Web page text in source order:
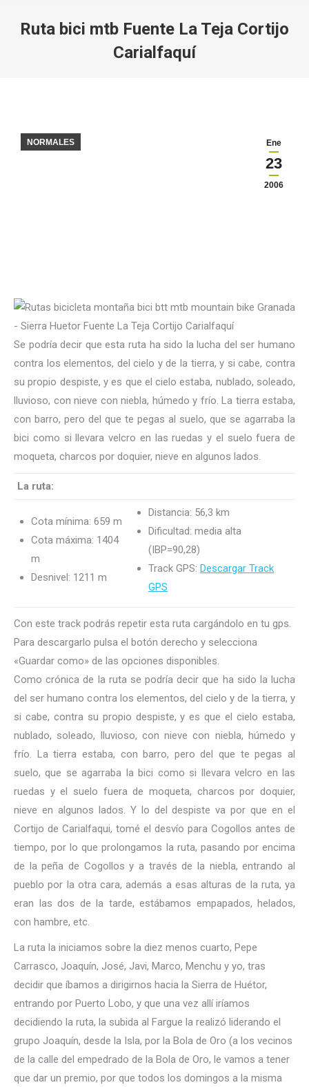
Ruta bici mtb Fuente La Teja Cortijo
Carialfaquí
Ene
23
2006
NORMALES
Se podría decir que esta ruta ha sido la lucha del ser humano
contra los elementos, del cielo y de la tierra, y si cabe, contra
su propio despiste, y es que el cielo estaba, nublado, soleado,
lluvioso, con nieve con niebla, húmedo y frío. La tierra estaba,
con barro, pero del que te pegas al suelo, que se agarraba la
bici como si llevara velcro en las ruedas y el suelo fuera de
moqueta, charcos por doquier, nieve en algunos lados.
La ruta:
Cota mínima: 659 m
Cota máxima: 1404
m
Desnivel: 1211 m
Distancia: 56,3 km
Dificultad: media alta
(IBP=90,28)
Track GPS: Descargar Track
GPS
Con este track podrás repetir esta ruta cargándolo en tu gps.
Para descargarlo pulsa el botón derecho y selecciona
«Guardar como» de las opciones disponibles.
Como crónica de la ruta se podría decir que ha sido la lucha
del ser humano contra los elementos, del cielo y de la tierra, y
si cabe, contra su propio despiste, y es que el cielo estaba,
nublado, soleado, lluvioso, con nieve con niebla, húmedo y
frío. La tierra estaba, con barro, pero del que te pegas al
suelo, que se agarraba la bici como si llevara velcro en las
ruedas y el suelo fuera de moqueta, charcos por doquier,
nieve en algunos lados. Y lo del despiste va por que en el
Cortijo de Carialfaqui, tomé el desvío para Cogollos antes de
tiempo, por lo que prolongamos la ruta, pasando por encima
de la peña de Cogollos y a través de la niebla, entrando al
pueblo por la otra cara, además a esas alturas de la ruta, ya
eran las dos de la tarde, estábamos empapados, helados,
con hambre, etc.
La ruta la iniciamos sobre la diez menos cuarto, Pepe
Carrasco, Joaquín, José, Javi, Marco, Menchu y yo, tras
decidir que íbamos a dirigirnos hacia la Sierra de Huétor,
entrando por Puerto Lobo, y que una vez allí iríamos
decidiendo la ruta, la subida al Fargue la realizó liderando el
grupo Joaquín, desde la Isla, por la Bola de Oro (a los vecinos
de la calle del empedrado de la Bola de Oro, le vamos a tener
que dar un premio, por que todos los domingos a la misma